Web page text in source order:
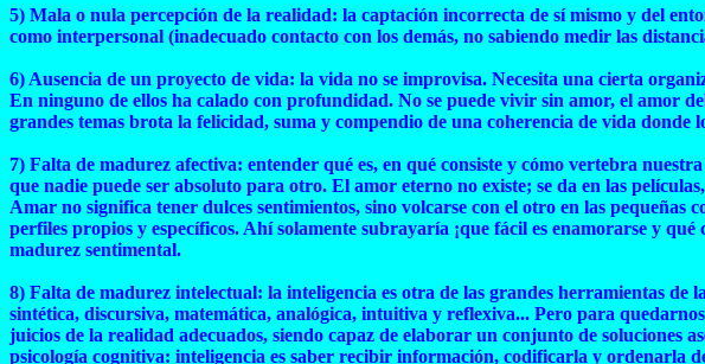
5) Mala o nula percepción de la realidad: la captación incorrecta de sí mismo y del
como interpersonal (inadecuado contacto con los demás, no sabiendo medir las
6) Ausencia de un proyecto de vida: la vida no se improvisa. Necesita una cierta
En ninguno de ellos ha calado con profundidad. No se puede vivir sin amor, el amor
grandes temas brota la felicidad, suma y compendio de una coherencia de vida donde
7) Falta de madurez afectiva: entender qué es, en qué consiste y cómo vertebra
que nadie puede ser absoluto para otro. El amor eterno no existe; se da en las
Amar no significa tener dulces sentimientos, sino volcarse con el otro en las
perfiles propios y específicos. Ahí solamente subrayaría ¡que fácil es enamorarse y
madurez sentimental.
8) Falta de madurez intelectual: la inteligencia es otra de las grandes herramientas
sintética, discursiva, matemática, analógica, intuitiva y reflexiva... Pero para
juicios de la realidad adecuados, siendo capaz de elaborar un conjunto de soluciones
psicología cognitiva: inteligencia es saber recibir información, codificarla y ordenarla